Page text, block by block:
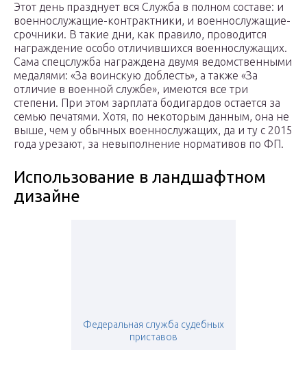
Этот день празднует вся Служба в полном составе: и
военнослужащие-контрактники, и военнослужащие-
срочники. В такие дни, как правило, проводится
награждение особо отличившихся военнослужащих.
Сама спецслужба награждена двумя ведомственными
медалями: «За воинскую доблесть», а также «За
отличие в военной службе», имеются все три
степени. При этом зарплата бодигардов остается за
семью печатями. Хотя, по некоторым данным, она не
выше, чем у обычных военнослужащих, да и ту с 2015
года урезают, за невыполнение нормативов по ФП.
Использование в ландшафтном
дизайне
Федеральная служба судебных
приставов